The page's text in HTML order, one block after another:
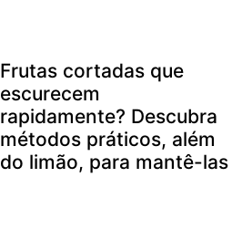
Frutas cortadas que
escurecem
rapidamente? Descubra
métodos práticos, além
do limão, para mantê-las